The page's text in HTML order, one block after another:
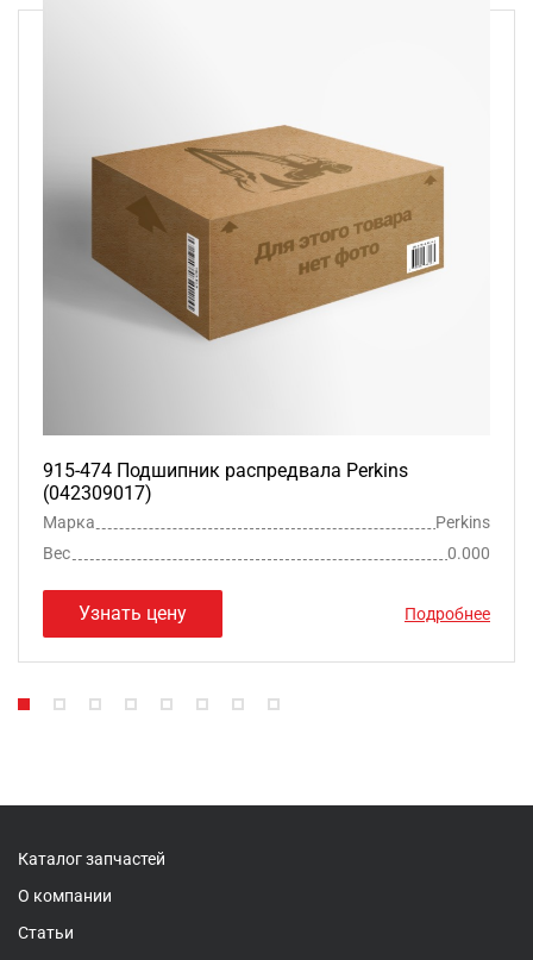
915-474 Подшипник распредвала Perkins
(042309017)
Марка
Perkins
Вес
0.000
Узнать цену Подробнее
Каталог запчастей
О компании
Статьи